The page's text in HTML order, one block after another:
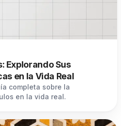
Explorando Sus
en la Vida Real
completa sobre la
en la vida real.